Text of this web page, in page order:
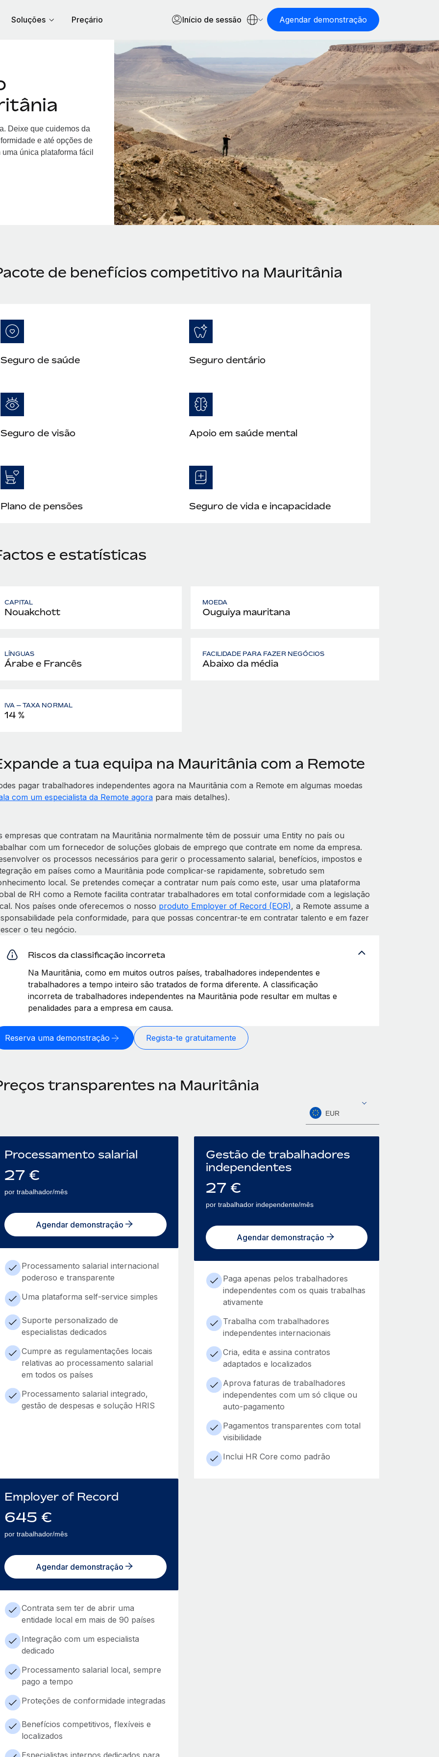
Soluções Preçário Início de sessão Agendar demonstração
Deixe que cuidemos da
e até opções de
única plataforma fácil
de benefícios competitivo na Mauritânia
Seguro de saúde Seguro dentário
Seguro de visão Apoio em saúde mental
Plano de pensões Seguro de vida e incapacidade
e estatísticas
CAPITAL
Nouakchott
MOEDA
Ouguiya mauritana
LÍNGUAS
Árabe e Francês
FACILIDADE PARA FAZER NEGÓCIOS
Abaixo da média
IVA — TAXA NORMAL
14 %
a tua equipa na Mauritânia com a Remote
pagar trabalhadores independentes agora na Mauritânia com a Remote em algumas moedas
com um especialista da Remote agorapara mais detalhes).
empresas que contratam na Mauritânia normalmente têm de possuir uma Entity no país ou
com um fornecedor de soluções globais de emprego que contrate em nome da empresa.
os processos necessários para gerir o processamento salarial, benefícios, impostos e
em países como a Mauritânia pode complicar-se rapidamente, sobretudo sem
local. Se pretendes começar a contratar num país como este, usar uma plataforma
de RH como a Remote facilita contratar trabalhadores em total conformidade com a legislação
Nos países onde oferecemos o nosso produto Employer of Record (EOR), a Remote assume a
pela conformidade, para que possas concentrar-te em contratar talento e em fazer
o teu negócio.
Riscos da classificação incorreta
Na Mauritânia, como em muitos outros países, trabalhadores independentes e
trabalhadores a tempo inteiro são tratados de forma diferente. A classificação
incorreta de trabalhadores independentes na Mauritânia pode resultar em multas e
penalidades para a empresa em causa.
Reserva uma demonstração Regista-te gratuitamente
transparentes na Mauritânia
EUR
Processamento salarial
27 €
por trabalhador/mês
Agendar demonstração
Processamento salarial internacional
poderoso e transparente
Uma plataforma self-service simples
Suporte personalizado de
especialistas dedicados
Cumpre as regulamentações locais
relativas ao processamento salarial
em todos os países
Processamento salarial integrado,
gestão de despesas e solução HRIS
Gestão de trabalhadores
independentes
27 €
por trabalhador independente/mês
Agendar demonstração
Paga apenas pelos trabalhadores
independentes com os quais trabalhas
ativamente
Trabalha com trabalhadores
independentes internacionais
Cria, edita e assina contratos
adaptados e localizados
Aprova faturas de trabalhadores
independentes com um só clique ou
auto-pagamento
Pagamentos transparentes com total
visibilidade
Inclui HR Core como padrão
Employer of Record
645 €
por trabalhador/mês
Agendar demonstração
Contrata sem ter de abrir uma
entidade local em mais de 90 países
Integração com um especialista
dedicado
Processamento salarial local, sempre
pago a tempo
Proteções de conformidade integradas
Benefícios competitivos, flexíveis e
localizados
Especialistas internos dedicados para